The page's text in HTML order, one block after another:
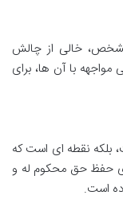
مشخص، خالی از چالش
با آن ها، برای
بلکه نقطه ای است که
حفظ حق محکوم له و
است.